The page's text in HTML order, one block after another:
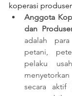
koperasi
Anggota
dan
adalah
petani,
pelaku
secara aktif